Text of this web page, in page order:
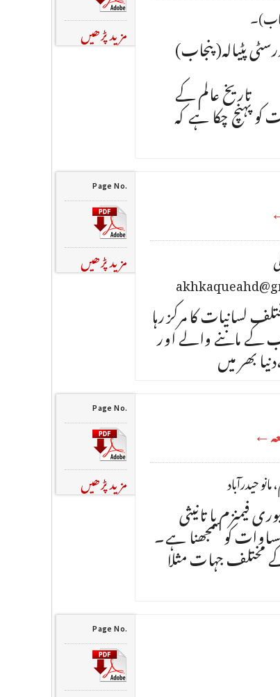
پٹیالہ( پنجاب)
میل:smanzoor0750@gmail.com تاریخ عالم کے
کو پہنچ چکا ہے کہ
مزید پڑھیں
لسانیات کا مرکز رہا
کے ماننے والے اور
بھر میں
Page No.
مزید پڑھیں
حیدرآباد
فیمنزم یا تانیثی
کو سمجھنا ہے۔
مختلف جہات مثلا
Page No.
مزید پڑھیں
Page No.